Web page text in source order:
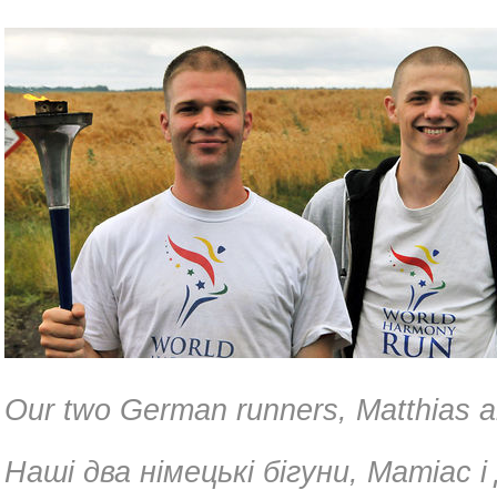
Our two German runners, Matthias
Наші два німецькі бігуни, Матіас